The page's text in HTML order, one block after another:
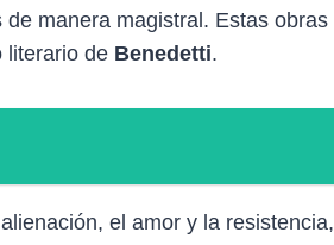
manera magistral. Estas obras
literario de Benedetti.
el amor y la resistencia,